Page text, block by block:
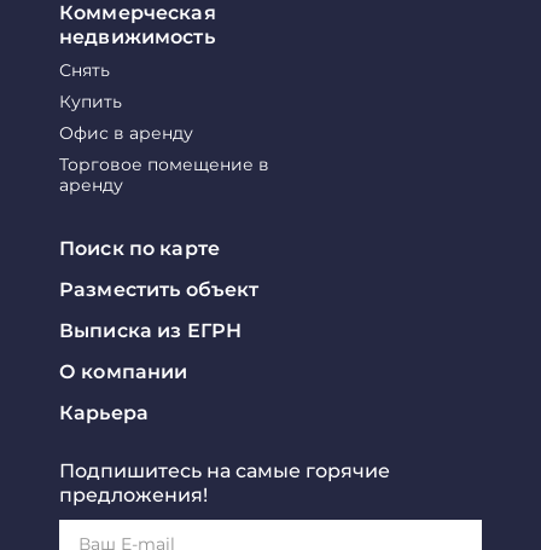
Коммерческая
недвижимость
Снять
Купить
Офис в аренду
Торговое помещение в
аренду
Поиск по карте
Разместить объект
Выписка из ЕГРН
О компании
Карьера
Подпишитесь на самые горячие
предложения!